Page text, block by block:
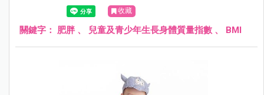
收藏
關鍵字： 肥胖、 兒童及青少年生長身體質量指數 、 BMI